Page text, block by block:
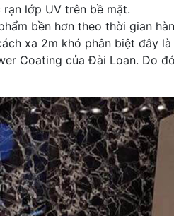
lớp UV trên bề mặt.
bền hơn theo thời gian
xa 2m khó phân biệt đây là
Coating của Đài Loan. Do